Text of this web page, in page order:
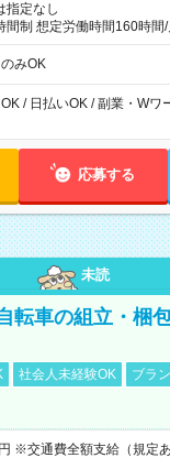
指定なし
定労働時間160時間/月 【シフト例】 ・8
みOK
/ 日払いOK / 副業・Wワ
応募する
未読
転車の組立・梱
社会人未経験OK
ブラ
※交通費全額支給（規定